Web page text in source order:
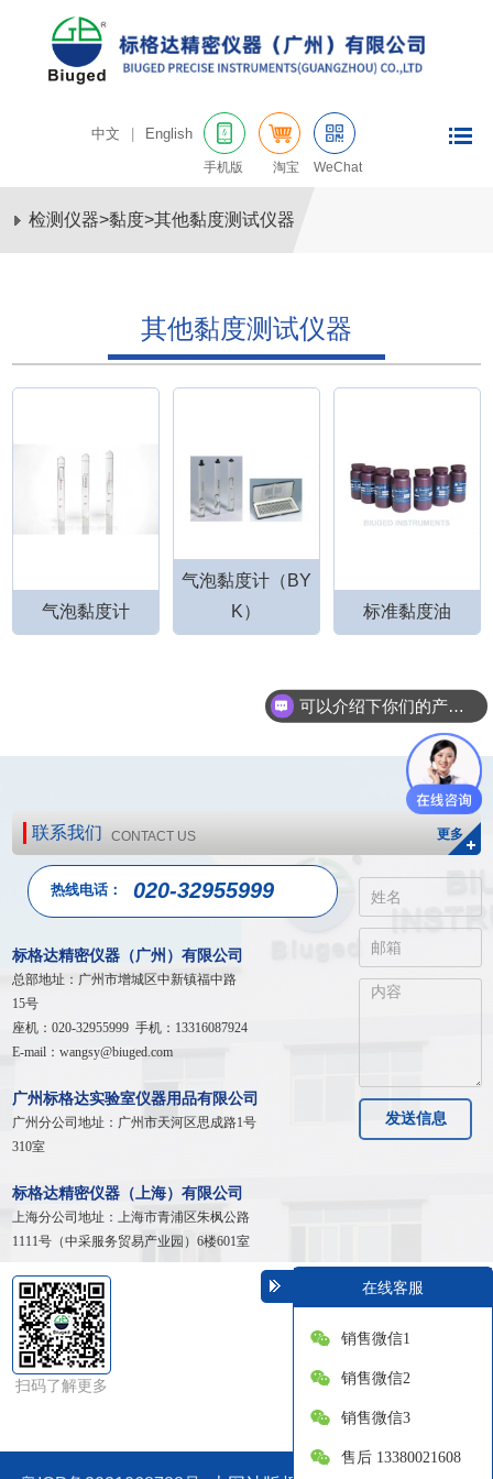
中文 English
手机版 淘宝 WeChat
检测仪器>黏度>其他黏度测试仪器
其他黏度测试仪器
气泡黏度计
气泡黏度计（BY
K）
标准黏度油
联系我们 CONTACT US 更多
热线电话： 020-32955999
标格达精密仪器（广州）有限公司
总部地址：广州市增城区中新镇福中路
15号
座机：020-32955999 手机：13316087924
E-mail：wangsy@biuged.com
广州标格达实验室仪器用品有限公司
广州分公司地址：广州市天河区思成路1号
310室
标格达精密仪器（上海）有限公司
上海分公司地址：上海市青浦区朱枫公路
1111号（中采服务贸易产业园）6楼601室
扫码了解更多
发送信息
在线客服
销售微信1
销售微信2
销售微信3
售后 13380021608
可以介绍下你们的产品么？